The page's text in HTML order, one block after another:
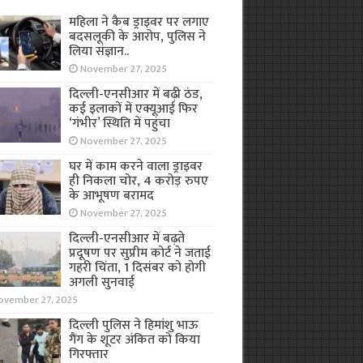
महिला ने कैब ड्राइवर पर लगाए
बदसलूकी के आरोप, पुलिस ने
लिया संज्ञान..
November 27, 2025
दिल्ली-एनसीआर में बढ़ी ठंड,
कई इलाकों में एक्यूआई फिर
‘गंभीर’ स्थिति में पहुंचा
November 27, 2025
घर में काम करने वाला ड्राइवर
ही निकला चोर, 4 करोड़ रुपए
के आभूषण बरामद
November 27, 2025
दिल्ली-एनसीआर में बढ़ते
प्रदूषण पर सुप्रीम कोर्ट ने जताई
गहरी चिंता, 1 दिसंबर को होगी
अगली सुनवाई
27, 2025
दिल्ली पुलिस ने हिमांशु भाऊ
गैंग के शूटर अंकित को किया
गिरफ्तार